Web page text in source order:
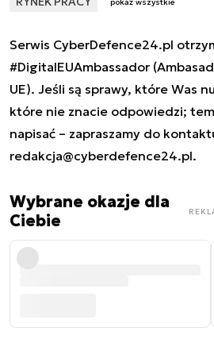
pokaż wszystkie
Serwis CyberDefence24.pl
#DigitalEUAmbassador
UE). Jeśli są sprawy, które Was
które nie znacie odpowiedzi;
napisać – zapraszamy do
redakcja@cyberdefence24.pl.
Wybrane okazje dla
Ciebie